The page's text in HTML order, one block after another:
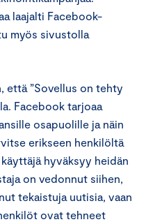
laajalti Facebook-
myös sivustolla
että ”Sovellus on tehty
Facebook tarjoaa
osapuolille ja näin
erikseen henkilöltä
hyväksyy heidän
on vedonnut siihen,
tekaistuja uutisia, vaan
ovat tehneet